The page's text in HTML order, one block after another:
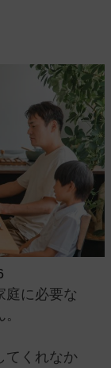
庭に必要な
てくれなか